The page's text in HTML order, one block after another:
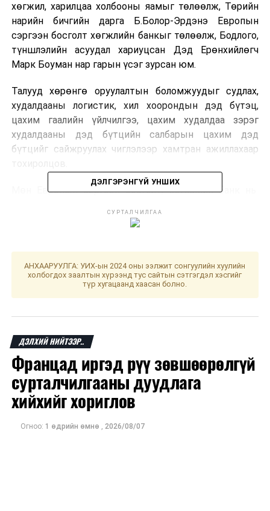
хөгжил, харилцаа холбооны яамыг төлөөлж, Төрийн
нарийн бичгийн дарга Б.Болор-Эрдэнэ Европын
сэргээн босголт хөгжлийн банкыг төлөөлж, Бодлого,
түншлэлийн асуудал хариуцсан Дэд Ерөнхийлөгч
Марк Боуман нар гарын үсэг зурсан юм.
Талууд хөрөнгө оруулалтын боломжуудыг судлах,
худалдааны логистик, хил хоорондын дэд бүтэц,
цахим гаалийн үйлчилгээ, цахим худалдаа зэрэг
худалдааны дэд бүтцийн салбарын цахим дэд
бүтцийг сайжруулах чиглэлээр хамтран ажиллахаар
Мөн Европын сэргээн босголт, хөгжлийн банк нь
ийн цахимжуулалтыг дэмжихэд ажиллана
ДАРААХ МЭДЭЭ
Энхийг сахиулагч эмэгтэйчүүдийн алдрыг сурталчлах
өдөрлөг өнөөдөр болно
есдүгээр сард ашиглалтад орно
ДЭЛГЭРЭНГҮЙ УНШИХ
СУРТАЛЧИЛГАА
АНХААРУУЛГА: УИХ-ын 2024 оны ээлжит сонгуулийн хуулийн
холбогдох заалтын хүрээнд тус сайтын сэтгэгдэл хэсгийг
түр хугацаанд хаасан болно.
ДЭЛХИЙ НИЙТЭЭР..
Францад иргэд рүү зөвшөөрөлгүй
сурталчилгааны дуудлага
хийхийг хориглов
Огноо: 1 өдрийн өмнө , 2026/08/07